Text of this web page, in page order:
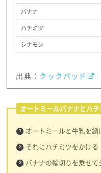
バナナ
ハチミツ
シナモン
出典： クックパッド
オートミールバナナとハ
オートミールと牛乳を鍋
それにハチミツをかける
バナナの輪切りを乗せ